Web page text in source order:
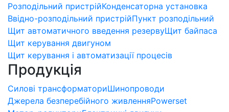
Розподільний пристрійКонденсаторна установка
Ввідно-розподільний пристрійПункт розподільний
Щит автоматичного введення резервуЩит байпаса
Щит керування двигуном
Щит керування і автоматизації процесів
Продукція
Силові трансформаториШинопроводи
Джерела безперебійного живленняPowerset